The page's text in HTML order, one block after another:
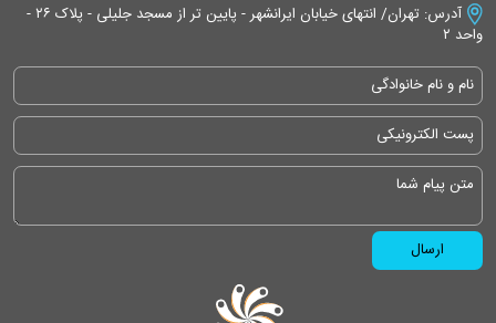
آدرس: تهران/ انتهای خیابان ایرانشهر - پایین تر از مسجد جلیلی - پلاک ۲۶ -
واحد ۲